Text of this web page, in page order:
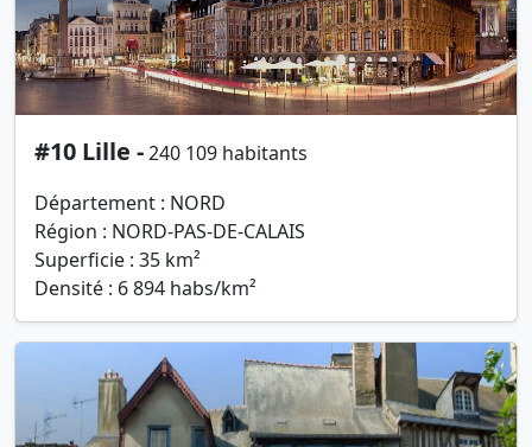
#10 Lille -240 109 habitants
Département : NORD
Région : NORD-PAS-DE-CALAIS
Superficie : 35 km²
Densité : 6 894 habs/km²